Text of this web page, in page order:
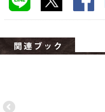
明治日本の産業革命遺産
大学・専門学校ナビ